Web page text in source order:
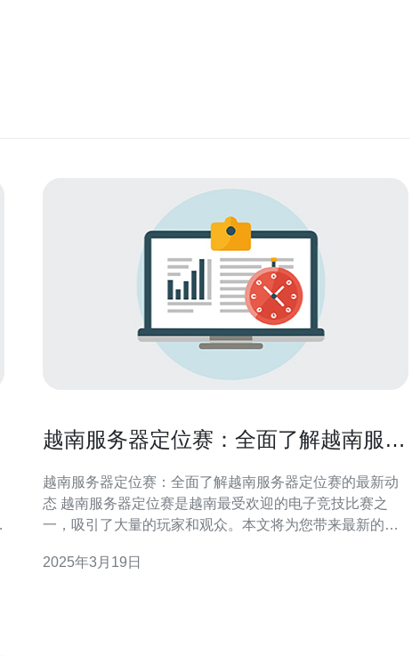
越南服务器定位赛：全面了解越南服务
越南服务器定位赛：全面了解越南服务器定位赛的最新动
态 越南服务器定位赛是越南最受欢迎的电子竞技比赛之
一，吸引了大量的玩家和观众。本文将为您带来最新的动
技比赛，涵盖了多个游戏项目，包括《英雄联盟》、《绝
2025年3月19日